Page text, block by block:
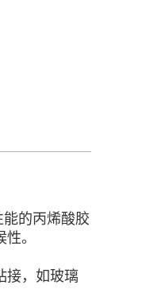
的丙烯酸胶
。
接，如玻璃